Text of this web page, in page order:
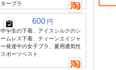
ターブラ
600 円
中学生の下着、アイスシルクのシ
ームレス下着、ティーンエイジャ
ー発達中の女子ブラ、夏用通気性
スポーツベスト